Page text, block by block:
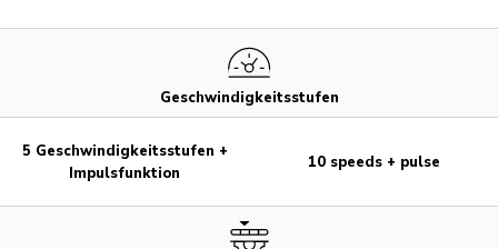
Geschwindigkeitsstufen
5 Geschwindigkeitsstufen +
Impulsfunktion
10 speeds + pulse